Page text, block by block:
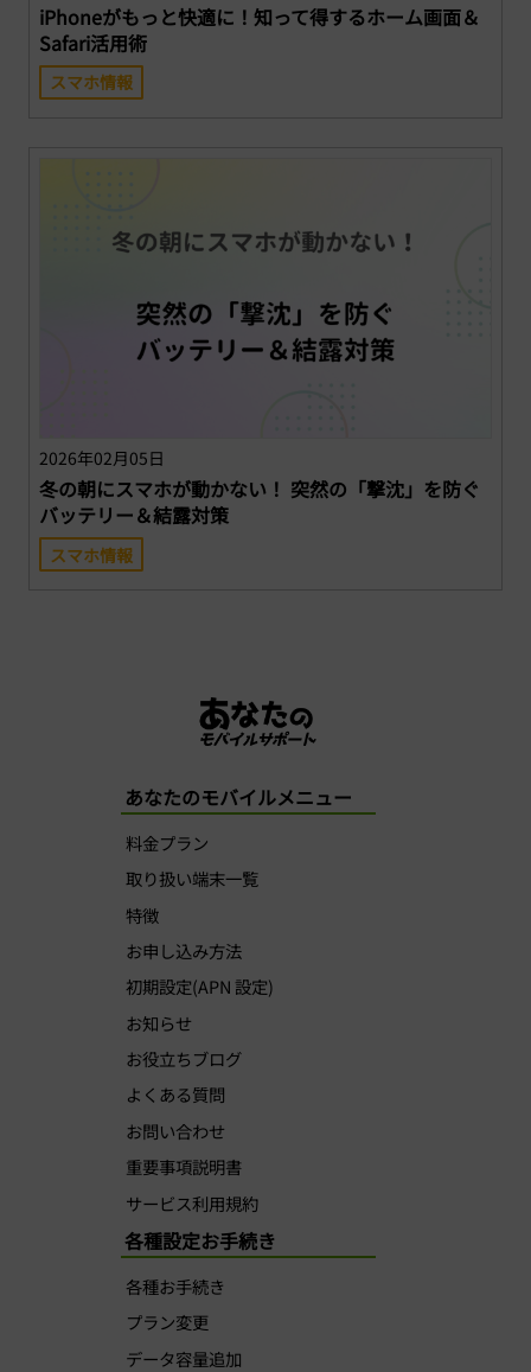
iPhoneがもっと快適に！知って得するホーム画面＆
Safari活用術
スマホ情報
2026年02月05日
冬の朝にスマホが動かない！ 突然の「撃沈」を防ぐ
バッテリー＆結露対策
スマホ情報
あなたのモバイルメニュー
料金プラン
取り扱い端末一覧
特徴
お申し込み方法
初期設定(APN 設定)
お知らせ
お役立ちブログ
よくある質問
お問い合わせ
重要事項説明書
サービス利用規約
各種設定お手続き
各種お手続き
プラン変更
データ容量追加